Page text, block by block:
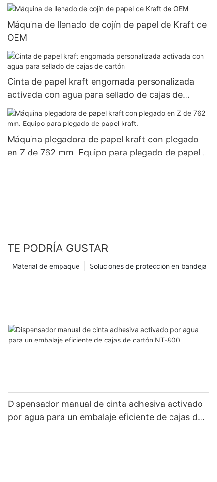
alta velocidad
Máquina de llenado de cojín de papel de Kraft de
OEM
Cinta de papel kraft engomada personalizada
activada con agua para sellado de cajas de
cartón
Máquina plegadora de papel kraft con plegado
en Z de 762 mm. Equipo para plegado de papel
TE PODRÍA GUSTAR
Soluciones de protección en bandeja
Material de empaque
Dispensador manual de cinta adhesiva activado
por agua para un embalaje eficiente de cajas de
cartón NT-800